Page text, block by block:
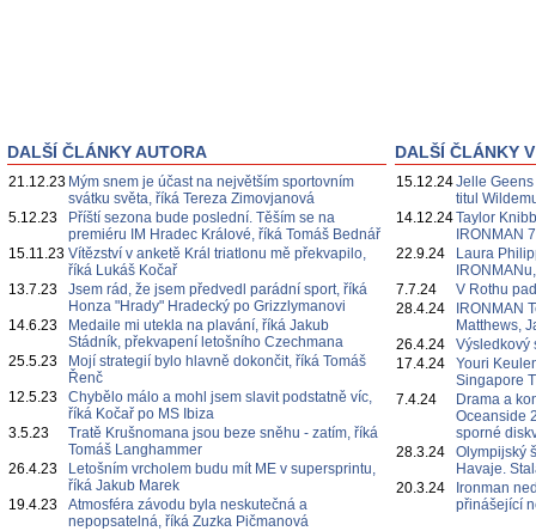
DALŠÍ ČLÁNKY AUTORA
21.12.23 Mým snem je účast na největším sportovním
svátku světa, říká Tereza Zimovjanová
5.12.23
Příští sezona bude poslední. Těším se na
premiéru IM Hradec Králové, říká Tomáš Bednář
15.11.23 Vítězství v anketě Král triatlonu mě překvapilo,
říká Lukáš Kočař
13.7.23
Jsem rád, že jsem předvedl parádní sport, říká
Honza "Hrady" Hradecký po Grizzlymanovi
14.6.23
Medaile mi utekla na plavání, říká Jakub
Stádník, překvapení letošního Czechmana
25.5.23
Mojí strategií bylo hlavně dokončit, říká Tomáš
Řenč
12.5.23
Chybělo málo a mohl jsem slavit podstatně víc,
říká Kočař po MS Ibiza
3.5.23
Tratě Krušnomana jsou beze sněhu - zatím, říká
Tomáš Langhammer
26.4.23
Letošním vrcholem budu mít ME v supersprintu,
říká Jakub Marek
19.4.23
Atmosféra závodu byla neskutečná a
nepopsatelná, říká Zuzka Pičmanová
DALŠÍ ČLÁNKY
15.12.24Jelle
titul
14.12.24Taylor
IRONMAN
22.9.24
Laura
7.7.24
V Rothu
28.4.24
IRONMAN
Matthews,
26.4.24
Výsledkový
17.4.24
Youri
Singapore
7.4.24
Drama a
Oceanside
sporné
28.3.24
Olympijský
Havaje.
20.3.24
Ironman
přinášející